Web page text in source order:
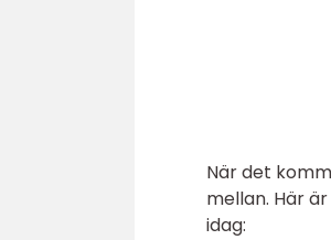
När det
mellan. Här
idag: